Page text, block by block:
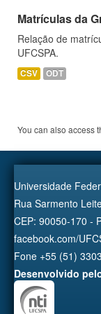
Matrículas da
Relação de
UFCSPA.
CSV ODT
You can also access
Universidade
Rua Sarmento
CEP: 90050-170 -
facebook.com/
Fone +55 (51)
Desenvolvido